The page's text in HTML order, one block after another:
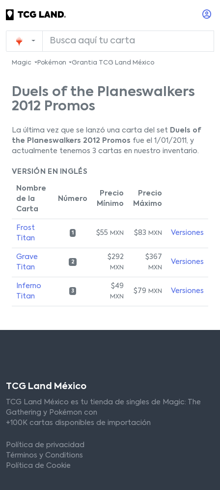
Magic Pokémon Grantia TCG Land México
Duels of the Planeswalkers
2012 Promos
La última vez que se lanzó una carta del set Duels of
the Planeswalkers 2012 Promos fue el 1/01/2011, y
actualmente tenemos 3 cartas en nuestro inventario.
VERSIÓN EN INGLÉS
Nombre
de la
Carta
Número
Precio
Mínimo
Precio
Máximo
Frost
Titan
1 $55 MXN $83 MXN Versiones
Grave
Titan
2
$292
MXN
$367
MXN
Versiones
Inferno
Titan
3
$49
MXN
$79 MXN Versiones
TCG Land México
TCG Land México es tu tienda de singles de Magic: The
Gathering y Pokémon con
+100K cartas disponibles de importación
Política de privacidad
Términos y Conditions
Política de Cookie